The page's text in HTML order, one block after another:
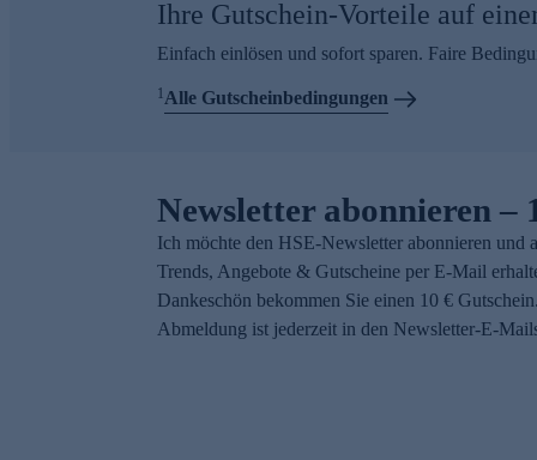
Ihre Gutschein-Vorteile auf
Einfach einlösen und sofort sparen. Faire
1Alle Gutscheinbedingungen
Newsletter abonnieren –
Ich möchte den HSE-Newsletter abonnieren und
Trends, Angebote & Gutscheine per E-Mail
Dankeschön bekommen Sie einen 10 €
Abmeldung ist jederzeit in den Newsletter-E-